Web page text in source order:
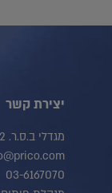
יצירת קשר
מגדלי ב.ס.ר. 2, בן גוריון 1, בניברק
03-6167070